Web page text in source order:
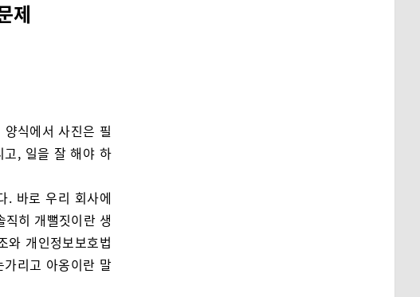
제
식에서 사진은 필
고, 일을 잘 해야 하
. 바로 우리 회사에
직히 개뻘짓이란 생
와 개인정보보호법
리고 아옹이란 말